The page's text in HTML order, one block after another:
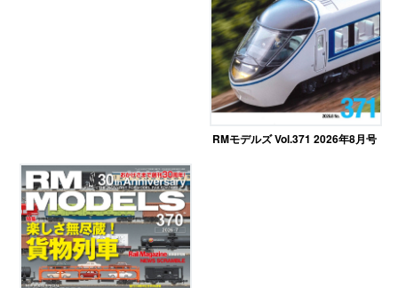
RMモデルズ Vol.371 2026年8月号